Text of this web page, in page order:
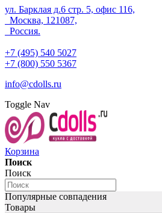
ул. Барклая д.6 стр. 5, офис 116,
Москва, 121087,
Россия.
+7 (495) 540 5027
+7 (800) 550 5367
info@cdolls.ru
Toggle Nav
Корзина
Поиск
Поиск
Популярные совпадения
Товары